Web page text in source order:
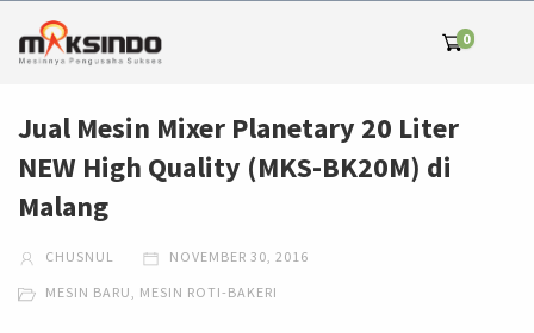
0
Jual Mesin Mixer Planetary 20 Liter
NEW High Quality (MKS-BK20M) di
Malang
CHUSNUL NOVEMBER 30, 2016
MESIN BARU, MESIN ROTI-BAKERI